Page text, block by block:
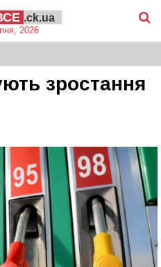
.ck.ua
2026
зростання